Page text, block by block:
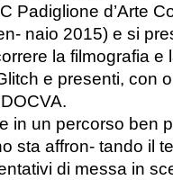
Padiglione d’Arte
naio 2015) e si
la filmografia e
e presenti, con
in un percorso ben
sta affron- tando il
di messa in